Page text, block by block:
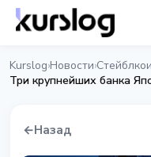
Kurslog›Новости›
←Назад